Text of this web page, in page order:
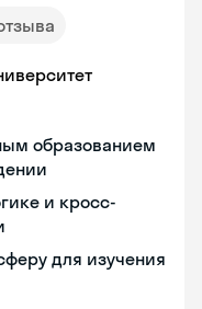
образованием
и кросс-
для изучения